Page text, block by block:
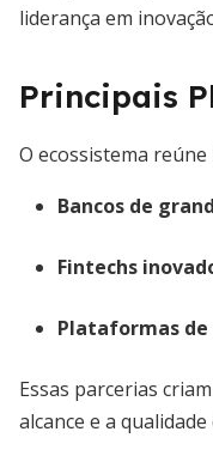
liderança em
Principais
O ecossistema
Bancos de
Fintechs
Plataformas
Essas parcerias
alcance e a